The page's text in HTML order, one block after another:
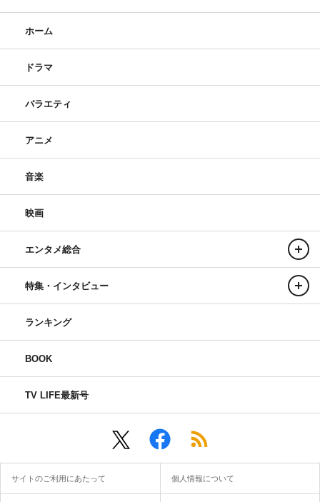
ホーム
ドラマ
バラエティ
アニメ
音楽
映画
エンタメ総合
特集・インタビュー
ランキング
BOOK
TV LIFE最新号
サイトのご利用にあたって 個人情報について